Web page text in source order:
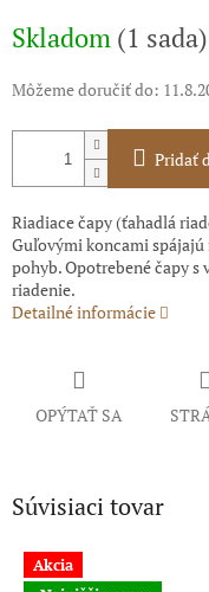
Skladom (1 sada)
Môžeme doručiť do:
Pridať
Riadiace čapy (ťahadlá
Guľovými koncami spájajú
pohyb. Opotrebené čapy s
riadenie.
Detailné informácie
OPÝTAŤ SA
Súvisiaci tovar
Akcia